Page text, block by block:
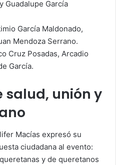
Guadalupe García
García Maldonado,
Mendoza Serrano.
Cruz Posadas, Arcadio
García.
salud, unión y
Macías expresó su
ciudadana al evento:
y de queretanos